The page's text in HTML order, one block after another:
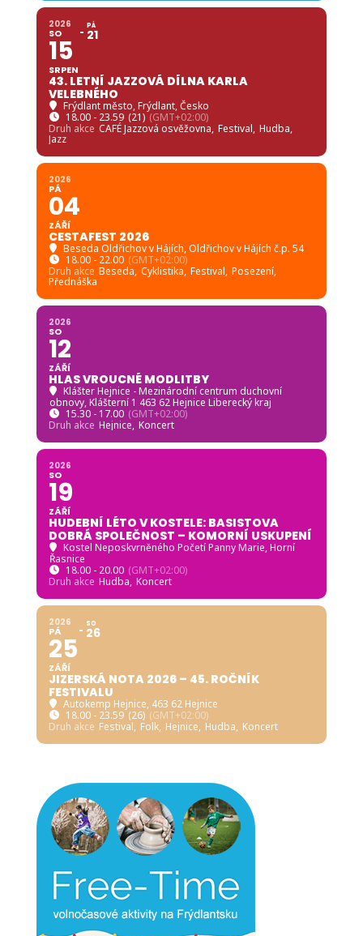
2026
SO
15
SRPEN
PÁ
21
43. LETNÍ JAZZOVÁ DÍLNA KARLA
VELEBNÉHO
Frýdlant město, Frýdlant, Česko
18.00 - 23.59 (21) (GMT+02:00)
Druh akce CAFÉ Jazzová osvěžovna, Festival, Hudba,
Jazz
2026
PÁ
04
ZÁŘÍ
CESTAFEST 2026
Beseda Oldřichov v Hájích, Oldřichov v Hájích č.p. 54
18.00 - 22.00 (GMT+02:00)
Druh akce Beseda, Cyklistika, Festival, Posezení,
Přednáška
2026
SO
12
ZÁŘÍ
HLAS VROUCNÉ MODLITBY
Klášter Hejnice - Mezinárodní centrum duchovní
obnovy, Klášterní 1 463 62 Hejnice Liberecký kraj
15.30 - 17.00 (GMT+02:00)
Druh akce Hejnice, Koncert
2026
SO
19
ZÁŘÍ
HUDEBNÍ LÉTO V KOSTELE: BASISTOVA
DOBRÁ SPOLEČNOST – KOMORNÍ USKUPENÍ
Kostel Neposkvrněného Početí Panny Marie, Horní
Řasnice
18.00 - 20.00 (GMT+02:00)
Druh akce Hudba, Koncert
2026
PÁ
25
ZÁŘÍ
SO
26
JIZERSKÁ NOTA 2026 – 45. ROČNÍK
FESTIVALU
Autokemp Hejnice, 463 62 Hejnice
18.00 - 23.59 (26) (GMT+02:00)
Druh akce Festival, Folk, Hejnice, Hudba, Koncert